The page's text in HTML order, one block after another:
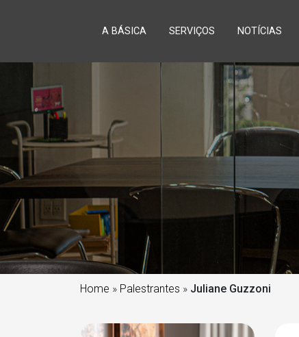
A BÁSICA SERVIÇOS NOTÍCIAS
Home » Palestrantes » Juliane Guzzoni